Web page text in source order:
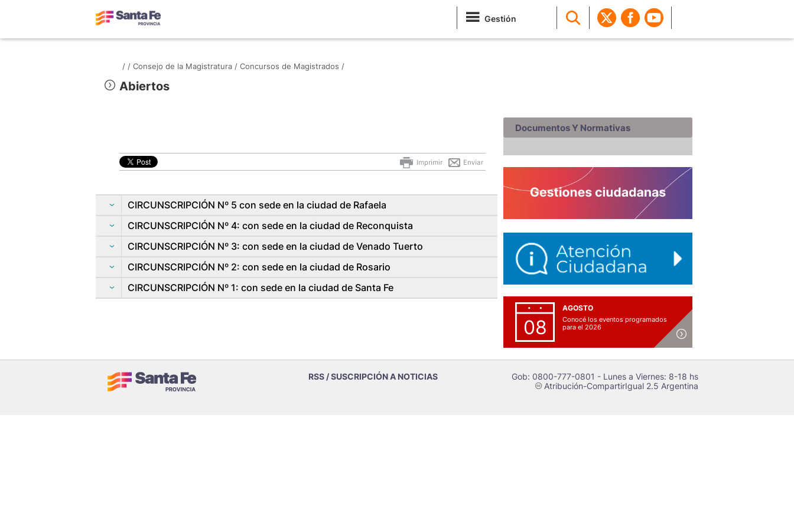
Gestión
/ / Consejo de la Magistratura / Concursos de Magistrados /
Abiertos
Enviar
Imprimir
CIRCUNSCRIPCIÓN Nº 5 con sede en la ciudad de Rafaela
CIRCUNSCRIPCIÓN Nº 4: con sede en la ciudad de Reconquista
CIRCUNSCRIPCIÓN Nº 3: con sede en la ciudad de Venado Tuerto
CIRCUNSCRIPCIÓN Nº 2: con sede en la ciudad de Rosario
CIRCUNSCRIPCIÓN Nº 1: con sede en la ciudad de Santa Fe
Documentos Y Normativas
08
AGOSTO
Conocé los eventos programados
para el 2026
RSS / SUSCRIPCIÓN A NOTICIAS Gob: 0800-777-0801 - Lunes a Viernes: 8-18 hs
cAtribución-CompartirIgual 2.5 Argentina